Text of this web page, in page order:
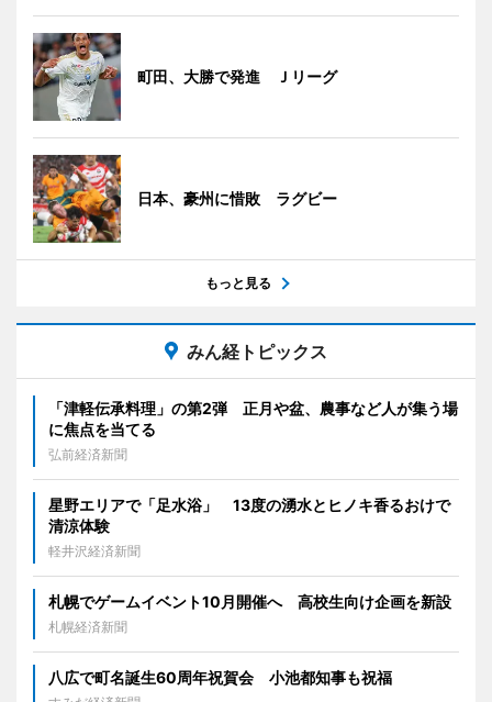
町田、大勝で発進 Ｊリーグ
日本、豪州に惜敗 ラグビー
もっと見る
みん経トピックス
「津軽伝承料理」の第2弾 正月や盆、農事など人が集う場
に焦点を当てる
弘前経済新聞
星野エリアで「足水浴」 13度の湧水とヒノキ香るおけで
清涼体験
軽井沢経済新聞
札幌でゲームイベント10月開催へ 高校生向け企画を新設
札幌経済新聞
八広で町名誕生60周年祝賀会 小池都知事も祝福